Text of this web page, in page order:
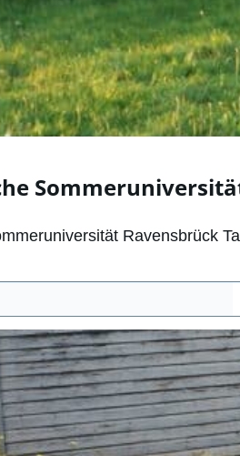
Ravensbrück